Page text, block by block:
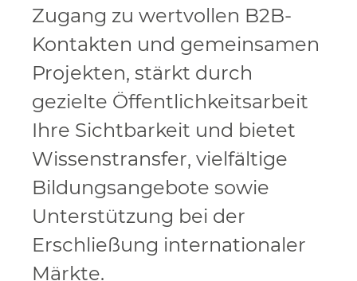
Zugang zu wertvollen B2B-
Kontakten und gemeinsamen
Projekten, stärkt durch
gezielte Öffentlichkeitsarbeit
Ihre Sichtbarkeit und bietet
Wissenstransfer, vielfältige
Bildungsangebote sowie
Unterstützung bei der
Erschließung internationaler
Märkte.